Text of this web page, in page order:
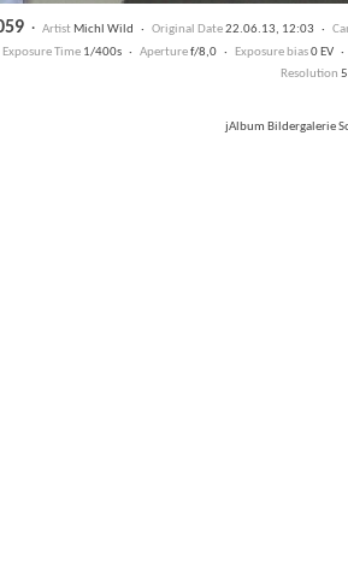
· ArtistMichl Wild · Original Date22.06.13, 12:03 ·
Exposure Time 1/400s · Aperturef/8,0 · Exposure bias0 EV
Resolution
jAlbum Bildergalerie